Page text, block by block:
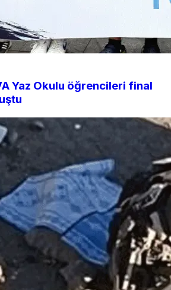
Yaz Okulu öğrencileri final